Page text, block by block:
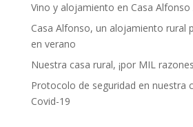
Vino y alojamiento en Casa Alfonso
Casa Alfonso, un alojamiento rural
en verano
Nuestra casa rural, ¡por MIL
Protocolo de seguridad en nuestra
Covid-19